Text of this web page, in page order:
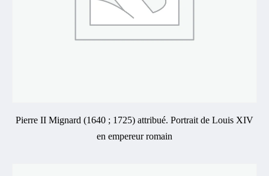
Pierre II Mignard (1640 ; 1725) attribué. Portrait de Louis XIV
en empereur romain